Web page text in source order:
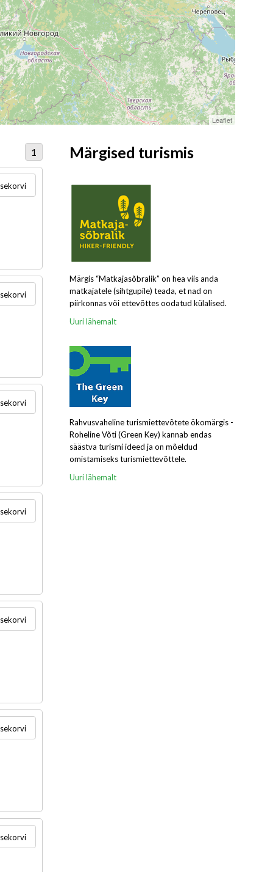
Leaflet
1 Märgised turismis
Märgis “Matkajasõbralik” on hea viis anda
matkajatele (sihtgupile) teada, et nad on
piirkonnas või ettevõttes oodatud külalised.
Uuri lähemalt
Rahvusvaheline turismiettevõtete ökomärgis -
Roheline Võti (Green Key) kannab endas
säästva turismi ideed ja on mõeldud
omistamiseks turismiettevõttele.
Uuri lähemalt